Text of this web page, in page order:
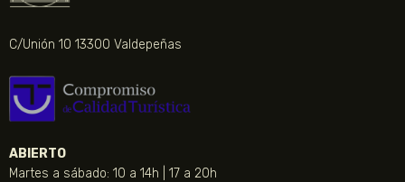
C/Unión 10 13300 Valdepeñas
ABIERTO
Martes a sábado: 10 a 14h | 17 a 20h